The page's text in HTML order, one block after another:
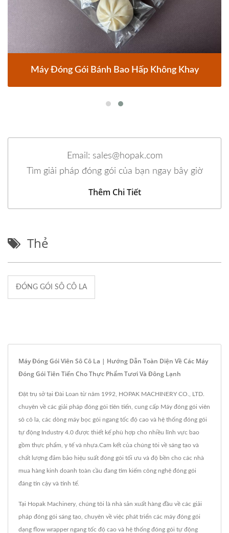
Máy Đóng Gói Bánh Bao Hấp Không Khay
Email: sales@hopak.com
Tìm giải pháp đóng gói của bạn ngay bây giờ
Thêm Chi Tiết
Thẻ
ĐÓNG GÓI SÔ CÔ LA
Máy Đóng Gói Viên Sô Cô La | Hướng Dẫn Toàn Diện Về Các Máy
Đóng Gói Tiên Tiến Cho Thực Phẩm Tươi Và Đông Lạnh
Đặt trụ sở tại Đài Loan từ năm 1992, HOPAK MACHINERY CO., LTD.
chuyên về các giải pháp đóng gói tiên tiến, cung cấp Máy đóng gói viên
sô cô la, các dòng máy bọc gói ngang tốc độ cao và hệ thống đóng gói
tự động Industry 4.0 được thiết kế phù hợp cho nhiều lĩnh vực bao
gồm thực phẩm, y tế và nhựa.Cam kết của chúng tôi về sáng tạo và
chất lượng đảm bảo hiệu suất đóng gói tối ưu và độ bền cho các nhà
mua hàng kinh doanh toàn cầu đang tìm kiếm công nghệ đóng gói
đáng tin cậy và tinh tế.
Tại Hopak Machinery, chúng tôi là nhà sản xuất hàng đầu về các giải
pháp đóng gói sáng tạo, chuyên về việc phát triển các máy đóng gói
dạng flow wrapper ngang tốc độ cao và hệ thống đóng gói tự động